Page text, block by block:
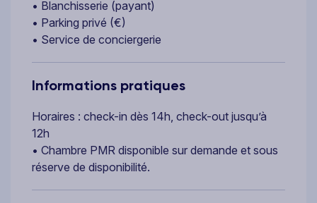
• Blanchisserie (payant)
• Parking privé (€)
• Service de conciergerie
Informations pratiques
Horaires : check-in dès 14h, check-out jusqu’à
12h
• Chambre PMR disponible sur demande et sous
réserve de disponibilité.